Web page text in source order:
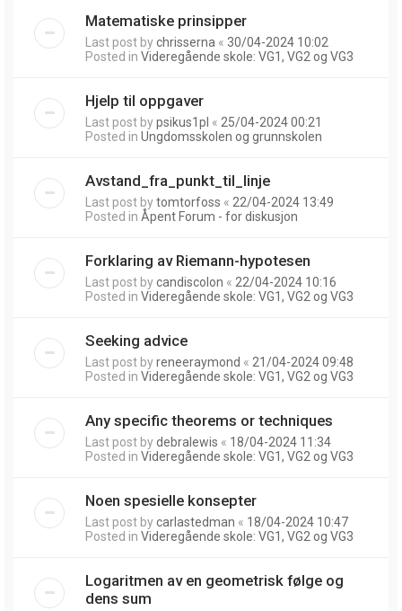
Matematiske prinsipper
Last post bychrisserna « 30/04-2024 10:02
Posted in Videregående skole: VG1, VG2 og VG3
Hjelp til oppgaver
Last post bypsikus1pl « 25/04-2024 00:21
Posted in Ungdomsskolen og grunnskolen
Avstand_fra_punkt_til_linje
Last post bytomtorfoss « 22/04-2024 13:49
Posted in Åpent Forum - for diskusjon
Forklaring av Riemann-hypotesen
Last post bycandiscolon « 22/04-2024 10:16
Posted in Videregående skole: VG1, VG2 og VG3
Seeking advice
Last post byreneeraymond « 21/04-2024 09:48
Posted in Videregående skole: VG1, VG2 og VG3
Any specific theorems or techniques
Last post bydebralewis « 18/04-2024 11:34
Posted in Videregående skole: VG1, VG2 og VG3
Noen spesielle konsepter
Last post bycarlastedman « 18/04-2024 10:47
Posted in Videregående skole: VG1, VG2 og VG3
Logaritmen av en geometrisk følge og
dens sum